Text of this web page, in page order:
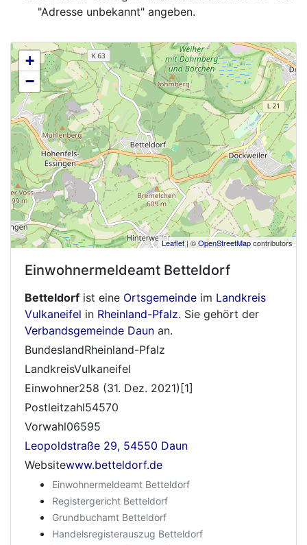
"Adresse unbekannt" angeben.
+
−
Leaflet| ©OpenStreetMapcontributors
Einwohnermeldeamt Betteldorf
Betteldorf ist eine Ortsgemeinde im Landkreis
Vulkaneifel in Rheinland-Pfalz. Sie gehört der
Verbandsgemeinde Daun an.
BundeslandRheinland-Pfalz
LandkreisVulkaneifel
Einwohner258 (31. Dez. 2021)[1]
Postleitzahl54570
Vorwahl06595
Leopoldstraße 29, 54550 Daun
Websitewww.betteldorf.de
Einwohnermeldeamt Betteldorf
Registergericht Betteldorf
Grundbuchamt Betteldorf
Handelsregisterauszug Betteldorf